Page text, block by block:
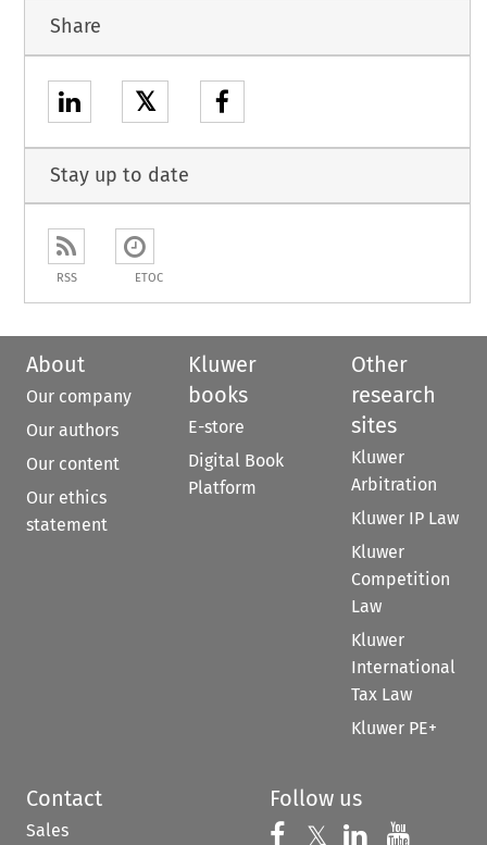
Share
𝕏
Stay up to date
RSS ETOC
About
Our company
Our authors
Our content
Our ethics
statement
Kluwer
books
E-store
Digital Book
Platform
Other
research
sites
Kluwer
Arbitration
Kluwer IP Law
Kluwer
Competition
Law
Kluwer
International
Tax Law
Kluwer PE+
Contact
Sales
Follow us
Follow us on
𝕏 Follow us on
Follow us